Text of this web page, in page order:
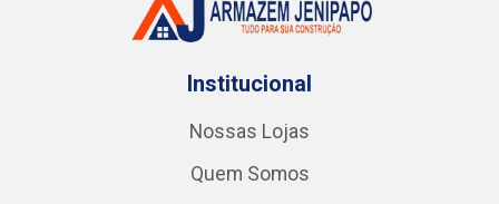
Institucional
Nossas Lojas
Quem Somos